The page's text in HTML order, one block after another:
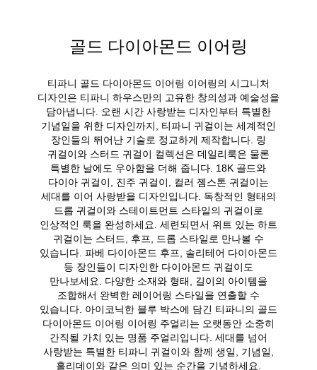
골드 다이아몬드 이어링
티파니 골드 다이아몬드 이어링 이어링의 시그니처
디자인은 티파니 하우스만의 고유한 창의성과 예술성을
담아냅니다. 오랜 시간 사랑받는 디자인부터 특별한
기념일을 위한 디자인까지, 티파니 귀걸이는 세계적인
장인들의 뛰어난 기술로 정교하게 제작합니다. 링
귀걸이와 스터드 귀걸이 컬렉션은 데일리룩은 물론
특별한 날에도 우아함을 더해 줍니다. 18K 골드와
다이아 귀걸이, 진주 귀걸이, 컬러 젬스톤 귀걸이는
세대를 이어 사랑받을 디자인입니다. 독창적인 형태의
드롭 귀걸이와 스테이트먼트 스타일의 귀걸이로
인상적인 룩을 완성하세요. 세련되면서 위트 있는 하트
귀걸이는 스터드, 후프, 드롭 스타일로 만나볼 수
있습니다. 파베 다이아몬드 후프, 솔리테어 다이아몬드
등 장인들이 디자인한 다이아몬드 귀걸이도
만나보세요. 다양한 소재와 형태, 길이의 아이템을
조합해서 완벽한 레이어링 스타일을 연출할 수
있습니다. 아이코닉한 블루 박스에 담긴 티파니의 골드
다이아몬드 이어링 이어링 주얼리는 오랫동안 소중히
간직될 가치 있는 명품 주얼리입니다. 세대를 넘어
사랑받는 특별한 티파니 귀걸이와 함께 생일, 기념일,
홀리데이와 같은 의미 있는 순간을 기념하세요.